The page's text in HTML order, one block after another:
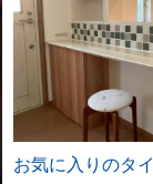
お気に入りのタ